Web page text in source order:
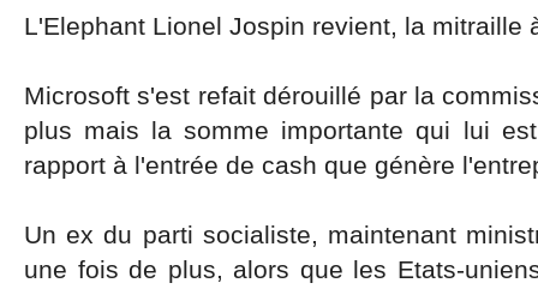
L'Elephant Lionel Jospin revient, la mitraille
Microsoft s'est refait dérouillé par la
plus mais la somme importante qui lui
rapport à l'entrée de cash que génère
Un ex du parti socialiste, maintenant
une fois de plus, alors que les Etats-